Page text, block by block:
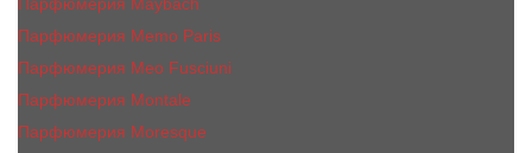
Парфюмерия Memo Paris
Парфюмерия Meo Fusciuni
Парфюмерия Montale
Парфюмерия Moresque